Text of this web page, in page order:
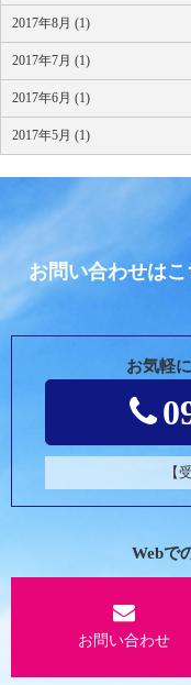
2017年8月 (1)
2017年7月 (1)
2017年6月 (1)
2017年5月 (1)
お問い合わせは
お気軽
【
Webで
お問い合わせ